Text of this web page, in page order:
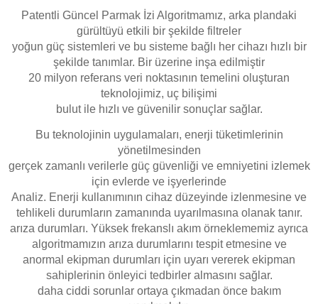
Patentli Güncel Parmak İzi Algoritmamız, arka plandaki
gürültüyü etkili bir şekilde filtreler
yoğun güç sistemleri ve bu sisteme bağlı her cihazı hızlı bir
şekilde tanımlar. Bir üzerine inşa edilmiştir
20 milyon referans veri noktasının temelini oluşturan
teknolojimiz, uç bilişimi
bulut ile hızlı ve güvenilir sonuçlar sağlar.
Bu teknolojinin uygulamaları, enerji tüketimlerinin
yönetilmesinden
gerçek zamanlı verilerle güç güvenliği ve emniyetini izlemek
için evlerde ve işyerlerinde
Analiz. Enerji kullanımının cihaz düzeyinde izlenmesine ve
tehlikeli durumların zamanında uyarılmasına olanak tanır.
arıza durumları. Yüksek frekanslı akım örneklememiz ayrıca
algoritmamızın arıza durumlarını tespit etmesine ve
anormal ekipman durumları için uyarı vererek ekipman
sahiplerinin önleyici tedbirler almasını sağlar.
daha ciddi sorunlar ortaya çıkmadan önce bakım